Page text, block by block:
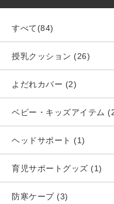
すべて(84)
授乳クッション (26)
よだれカバー (2)
ベビー・キッズアイテム
ヘッドサポート (1)
育児サポートグッズ (1)
防寒ケープ (3)